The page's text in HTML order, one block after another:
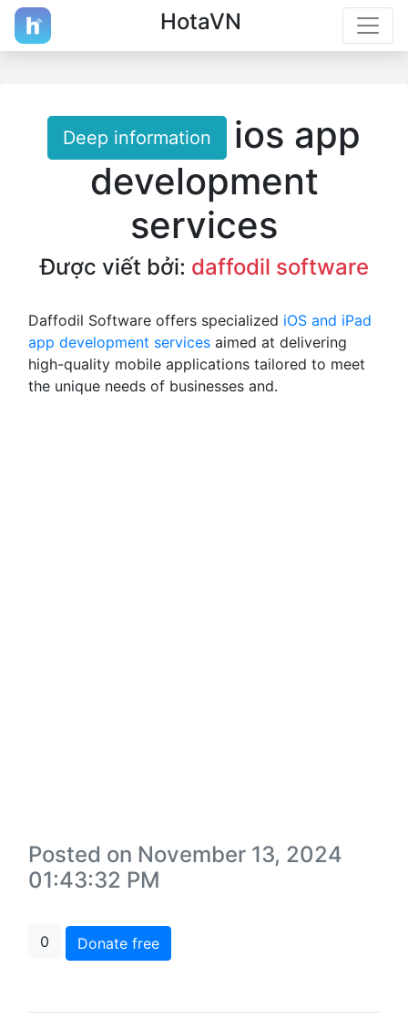
HotaVN
Deep information
ios app
development
services
Được viết bởi: daffodil software
Daffodil Software offers specialized iOS and iPad
app development services aimed at delivering
high-quality mobile applications tailored to meet
the unique needs of businesses and.
Posted on November 13, 2024
01:43:32 PM
0 Donate free